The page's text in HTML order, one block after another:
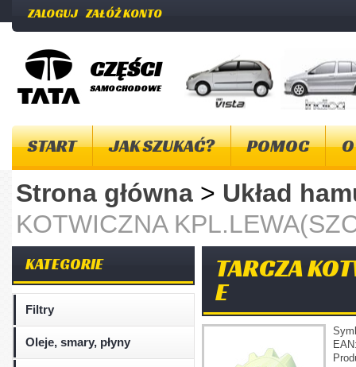
ZALOGUJ ZAŁÓŻ KONTO
CZĘŚCI
SAMOCHODOWE
START JAK SZUKAĆ? POMOC
Strona główna > Układ
KOTWICZNA
KATEGORIE
Filtry
Oleje, smary, płyny
TARCZA
E